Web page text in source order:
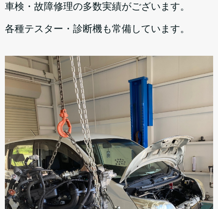
車検・故障修理の多数実績がございます。
各種テスター・診断機も常備しています。